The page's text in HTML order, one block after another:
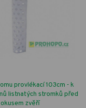
provlékací 103cm - k
listnatých stromků před
okusem zvěří